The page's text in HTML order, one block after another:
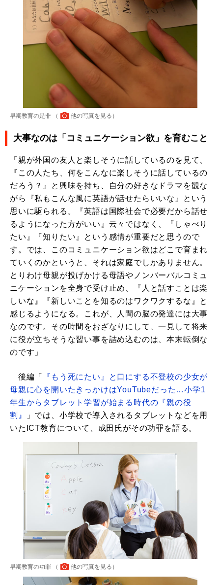
早期教育の是非 （ 他の写真を見る ）
大事なのは「コミュニケーション欲」を育むこと
「親が外国の友人と楽しそうに話しているのを見て、
『この人たち、何をこんなに楽しそうに話しているの
だろう？』と興味を持ち、自分の好きなドラマを観な
がら『私もこんな風に英語が話せたらいいな』という
思いに駆られる。『英語は国際社会で必要だから話せ
るようになった方がいい』云々ではなく、『しゃべり
たい』『知りたい』という感情が重要だと思うので
す。では、このコミュニケーション欲はどこで育まれ
ていくのかというと、それは家庭でしかありません。
とりわけ母親が投げかける母語やノンバーバルコミュ
ニケーションを全身で受け止め、『人と話すことは楽
しいな』『新しいことを知るのはワクワクするな』と
感じるようになる。これが、人間の脳の発達には大事
なのです。その時間をおざなりにして、一見して将来
に役が立ちそうな習い事を詰め込むのは、本末転倒な
のです」
後編「
『もう死にたい』と口にする不登校の少女が
母親に心を開いたきっかけはYouTubeだった…小学1
年生からタブレット学習が始まる時代の『親の役
割』
」では、小学校で導入されるタブレットなどを用
いたICT教育について、成田氏がその功罪を語る。
早期教育の功罪 （ 他の写真を見る ）